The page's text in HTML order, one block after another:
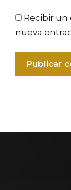
Recibir un
nueva